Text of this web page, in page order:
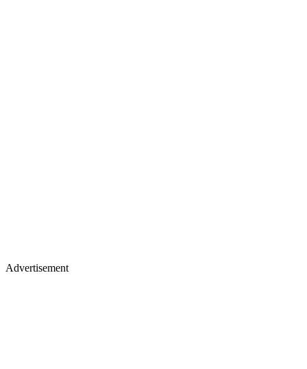
Advertisement